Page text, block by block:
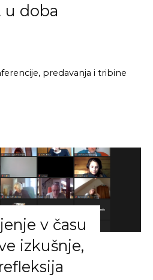
u doba
predavanja i tribine
v času
izkušnje,